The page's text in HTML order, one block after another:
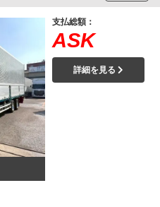
支払総額：
ASK
詳細を見る